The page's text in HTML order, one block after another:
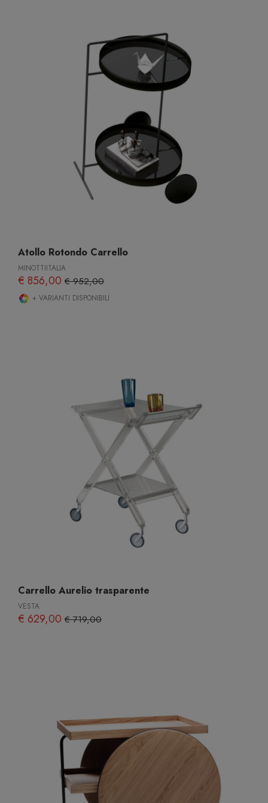
Atollo Rotondo Carrello
MINOTTIITALIA
€ 856,00 € 952,00
+ VARIANTI DISPONIBILI
Carrello Aurelio trasparente
VESTA
€ 629,00 € 719,00